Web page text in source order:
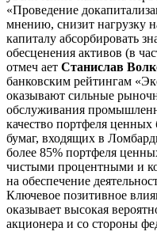
«Проведение
мнению, снизит нагрузку
капиталу абсорбировать
обесценения активов (в
отмеч ает Станислав
банковским рейтингам
оказывают сильные
обслуживания
качество портфеля
бумаг, входящих в
более 85% портфеля
чистыми процентными и
на обеспечение
Ключевое позитивное
оказывает высокая
акционера и со стороны